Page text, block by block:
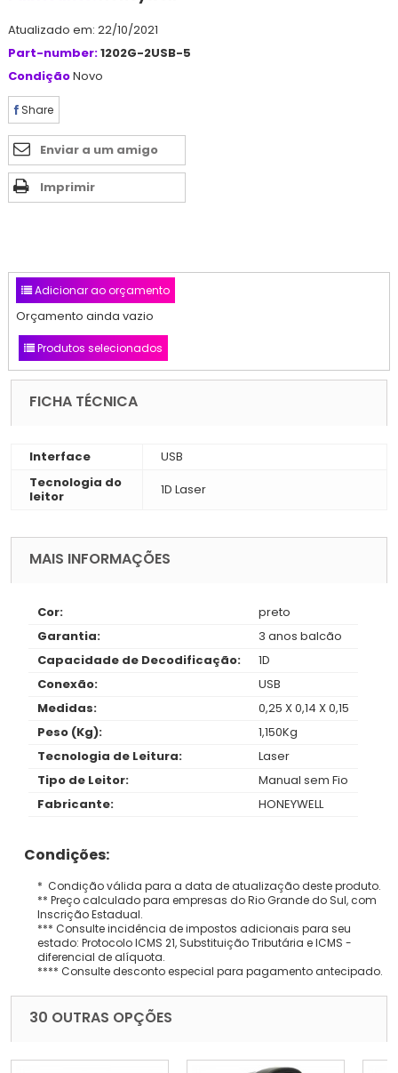
Atualizado em: 22/10/2021
Part-number:1202G-2USB-5
CondiçãoNovo
Share
Enviar a um amigo
Imprimir
Adicionar ao orçamento
Orçamento ainda vazio
Produtos selecionados
FICHA TÉCNICA
Interface
USB
Tecnologia do
leitor
1D Laser
MAIS INFORMAÇÕES
Cor:
preto
Garantia:
3 anos balcão
Capacidade de Decodificação:
1D
Conexão:
USB
Medidas:
0,25 X 0,14 X 0,15
Peso (Kg):
1,150Kg
Tecnologia de Leitura:
Laser
Tipo de Leitor:
Manual sem Fio
Fabricante:
HONEYWELL
Condições:
* Condição válida para a data de atualização deste produto.
** Preço calculado para empresas do Rio Grande do Sul, com
Inscrição Estadual.
*** Consulte incidência de impostos adicionais para seu
estado: Protocolo ICMS 21, Substituição Tributária e ICMS -
diferencial de alíquota.
**** Consulte desconto especial para pagamento antecipado.
30 OUTRAS OPÇÕES